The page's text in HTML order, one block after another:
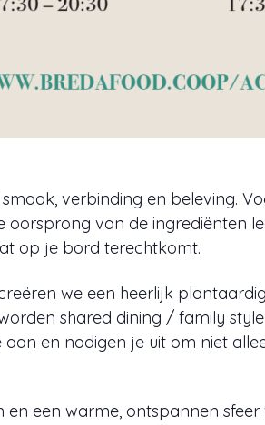
verbinding en beleving.
van de ingrediënten
op je bord terechtkomt.
we een heerlijk
shared dining / family
en nodigen je uit om niet
een warme, ontspannen